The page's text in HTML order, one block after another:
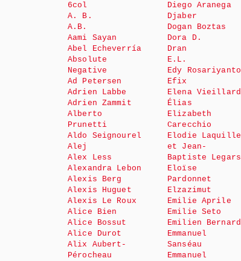
6col
A. B.
A.B.
Aami Sayan
Abel Echeverría
Absolute
Negative
Ad Petersen
Adrien Labbe
Adrien Zammit
Alberto
Prunetti
Aldo Seignourel
Alej
Alex Less
Alexandra Lebon
Alexis Berg
Alexis Huguet
Alexis Le Roux
Alice Bien
Alice Bossut
Alice Durot
Alix Aubert-
Pérocheau
Diego Aranega
Djaber
Dogan Boztas
Dora D.
Dran
E.L.
Edy Rosariyanto
Efix
Elena Vieillard
Élias
Elizabeth
Carecchio
Elodie Laquille
et Jean-
Baptiste Legars
Eloïse
Pardonnet
Elzazimut
Emilie Aprile
Emilie Seto
Emilien Bernard
Emmanuel
Sanséau
Emmanuel